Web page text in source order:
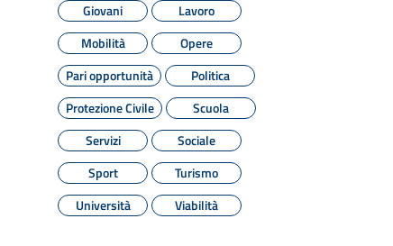
Giovani
Lavoro
Mobilità
Opere
Pari opportunità
Politica
Protezione Civile
Scuola
Servizi
Sociale
Sport
Turismo
Università
Viabilità